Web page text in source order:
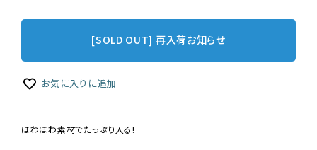
[SOLD OUT] 再入荷お知らせ
お気に入りに追加
ほわほわ素材でたっぷり入る!